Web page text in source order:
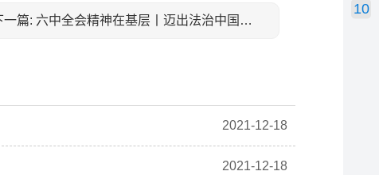
下一篇: 六中全会精神在基层丨迈出法治中国建设坚实步伐——各地贯彻落实六中全会精神推动全面依法治国新实践
2021-12-18
2021-12-18